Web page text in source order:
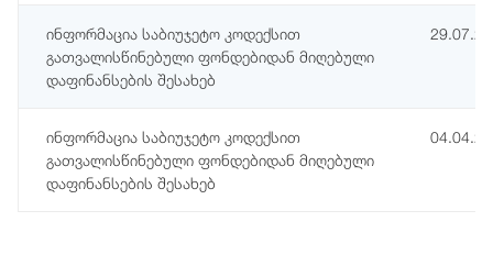
ინფორმაცია საბიუჯეტო კოდექსით
გათვალისწინებული ფონდებიდან მიღებული
დაფინანსების შესახებ
ინფორმაცია საბიუჯეტო კოდექსით
გათვალისწინებული ფონდებიდან მიღებული
დაფინანსების შესახებ